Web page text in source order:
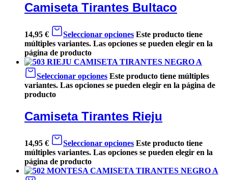
Camiseta Tirantes Bultaco
14,95 € Seleccionar opciones Este producto tiene
múltiples variantes. Las opciones se pueden elegir en la
página de producto
Seleccionar opciones Este producto tiene múltiples
variantes. Las opciones se pueden elegir en la página de
producto
Camiseta Tirantes Rieju
14,95 € Seleccionar opciones Este producto tiene
múltiples variantes. Las opciones se pueden elegir en la
página de producto